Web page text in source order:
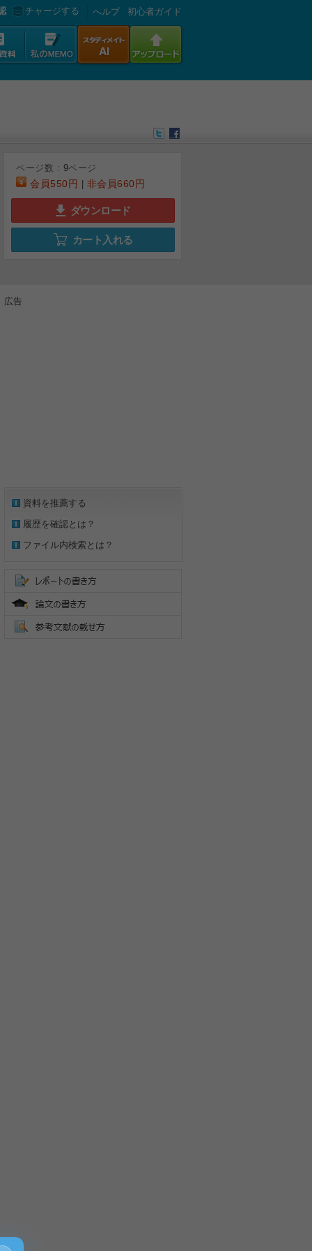
チャージする へルプ 初心者ガイド
ページ数 : 9ページ
会員550円 非会員660円
ダウンロード
カート入れる
広告
資料を推薦する
履歴を確認とは？
ファイル内検索とは？